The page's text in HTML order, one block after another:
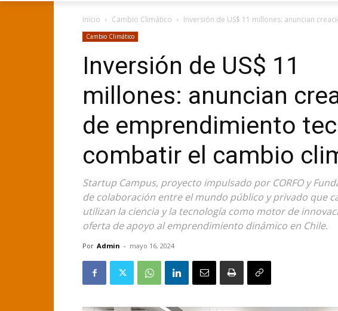
Inicio Cambio Climático Inversión de US$ 11 millones: anuncian
Cambio Climático
Inversión de US$ 11
millones: anuncian
de emprendimiento
combatir el cambio
Startup Campus, proyecto impulsado por CORFO y
de colaboración entre el mundo público y privado que
utilizan la ciencia y la tecnología como motor de
oferta de apoyo al emprendimiento dinámico en Chile.
Por Admin - mayo 16, 2024